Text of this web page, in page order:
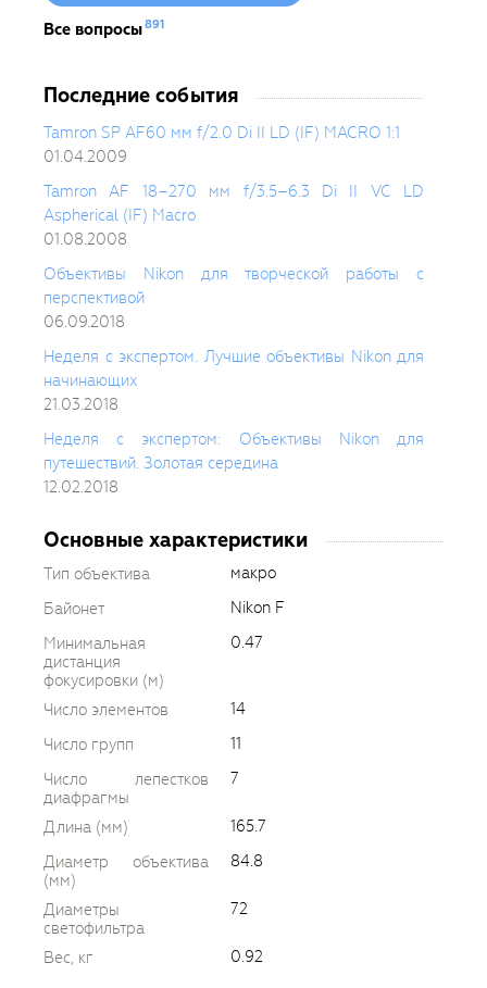
Все вопросы891
Последние события
Tamron SP AF60 мм f/2.0 Di II LD (IF) MACRO 1:1
01.04.2009
Tamron AF 18–270 мм f/3.5–6.3 Di II VC LD
Aspherical (IF) Macro
01.08.2008
Объективы Nikon для творческой работы с
перспективой
06.09.2018
Неделя с экспертом. Лучшие объективы Nikon для
начинающих
21.03.2018
Неделя с экспертом: Объективы Nikon для
путешествий. Золотая середина
12.02.2018
Основные характеристики
Тип объектива
макро
Байонет
Nikon F
Минимальная
дистанция
фокусировки (м)
0.47
Число элементов
14
Число групп
11
Число лепестков
диафрагмы
7
Длина (мм)
165.7
Диаметр объектива
(мм)
84.8
Диаметры
светофильтра
72
Вес, кг 0.92